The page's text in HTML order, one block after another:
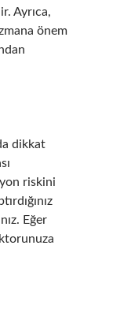
Ayrıca,
önem
dikkat
riskini
Eğer